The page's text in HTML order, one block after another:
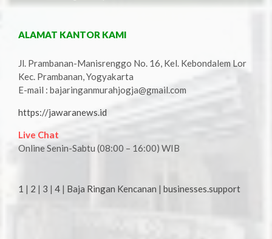
ALAMAT KANTOR KAMI
Jl. Prambanan-Manisrenggo No. 16, Kel. Kebondalem Lor
Kec. Prambanan, Yogyakarta
E-mail : bajaringanmurahjogja@gmail.com
https://jawaranews.id
Live Chat
Online Senin-Sabtu (08:00 – 16:00) WIB
1 | 2 | 3 | 4 | Baja Ringan Kencanan | businesses.support